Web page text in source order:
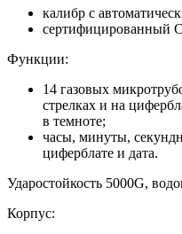
калибр с
сертифицированный
Функции:
14 газовых
стрелках и на
в темноте;
часы, минуты,
циферблате и дата.
Ударостойкость 5000G,
Корпус: